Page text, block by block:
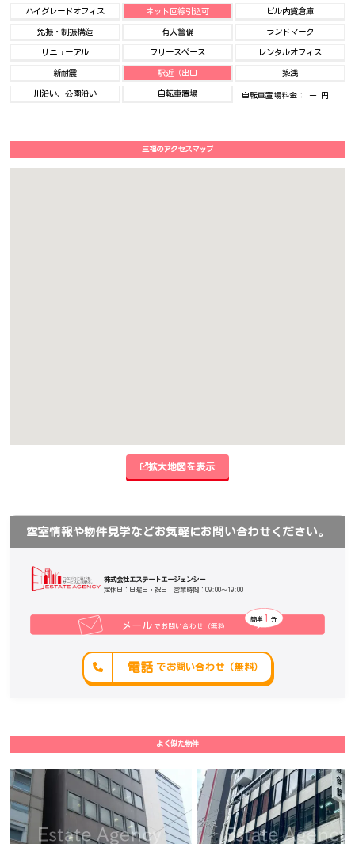
ハイグレードオフィス ネット回線引込可 ビル内貸倉庫
免振・制振構造 有人警備 ランドマーク
リニューアル フリースペース レンタルオフィス
新耐震 駅近（出口 築浅
川沿い、公園沿い 自転車置場 自転車置場料金： ー 円
三福のアクセスマップ
拡大地図を表示
空室情報や物件見学などお気軽にお問い合わせください。
株式会社エステートエージェンシー
定休日：日曜日・祝日 営業時間：09:00～19:00
でお問い合わせ（無料）
メール
簡単 分
1
電話 でお問い合わせ（無料）
よく似た物件